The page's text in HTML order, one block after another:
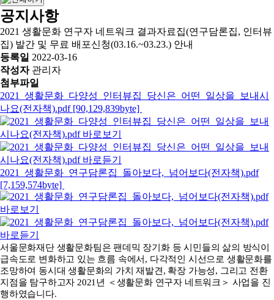
공지사항
2021 생활문화 연구자 네트워크 결과자료집(연구담론집, 인터뷰
집) 발간 및 무료 배포신청(03.16.~03.23.) 안내
등록일 2022-03-16
작성자 관리자
첨부파일
2021_생활문화_다양성_인터뷰집_당신은_어떤_일상을_보내시
나요(전자책).pdf [90,129,839byte]
2021_생활문화_연구담론집_돌아보다,_넘어보다(전자책).pdf
[7,159,574byte]
서울문화재단 생활문화팀은 팬데믹 장기화 등 시민들의 삶의 방식이
급속도로 변화하고 있는 흐름 속에서, 다각적인 시선으로 생활문화를
조망하여 동시대 생활문화의 가치 재발견, 확장 가능성, 그리고 전환
지점을 탐구하고자 2021년 ＜생활문화 연구자 네트워크＞ 사업을 진
행하였습니다.